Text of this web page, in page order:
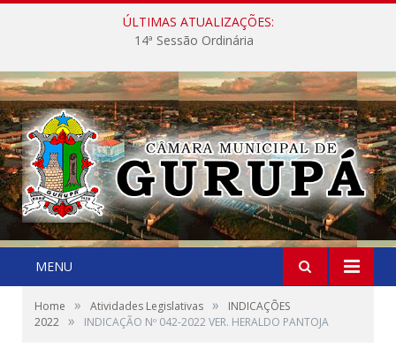
ÚLTIMAS ATUALIZAÇÕES:
14ª Sessão Ordinária
MENU
Home » Atividades Legislativas »
INDICAÇÕES
2022 » INDICAÇÃO Nº 042-2022 VER. HERALDO PANTOJA